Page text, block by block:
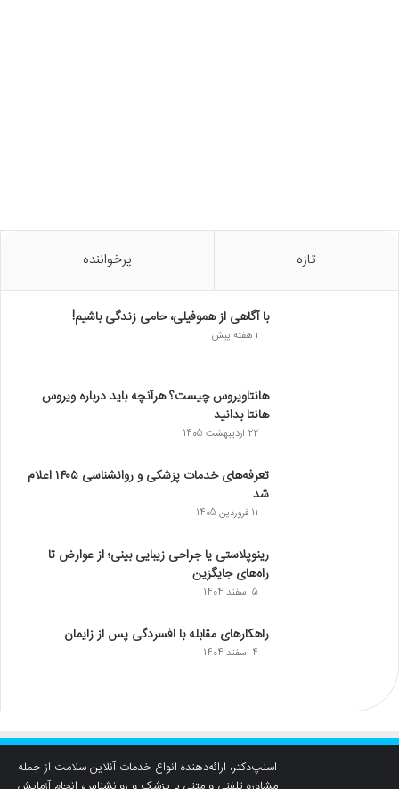
تازه پرخواننده
با آگاهی از هموفیلی، حامی زندگی باشیم!
1 هفته پیش
هانتاویروس چیست؟ هرآنچه باید درباره ویروس
هانتا بدانید
22 اردیبهشت 1405
تعرفه‌های خدمات پزشکی و روانشناسی ۱۴۰۵ اعلام
شد
11 فروردین 1405
رینوپلاستی یا جراحی زیبایی بینی؛ از عوارض تا
راه‌های جایگزین
5 اسفند 1404
راهکارهای مقابله با افسردگی پس از زایمان
4 اسفند 1404
اسنپ‌دکتر، ارائه‌دهنده انواع خدمات آنلاین سلامت از جمله